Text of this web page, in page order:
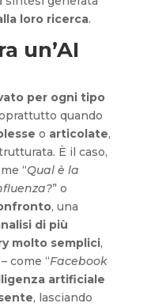
loro ricerca.
un’AI
per ogni tipo
quando
o articolate,
È il caso,
“Qual è la
” o
, una
di più
molto semplici,
come “Facebook
artificiale
, lasciando